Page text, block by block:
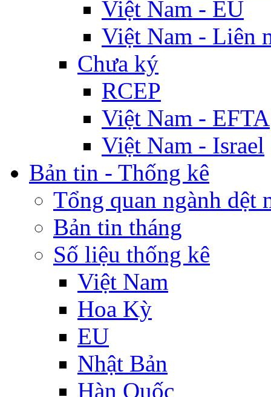
Việt Nam - EU
Việt Nam - Liên
Chưa ký
RCEP
Việt Nam - EFTA
Việt Nam - Israel
Bản tin - Thống kê
Tổng quan ngành dệt
Bản tin tháng
Số liệu thống kê
Việt Nam
Hoa Kỳ
EU
Nhật Bản
Hàn Quốc